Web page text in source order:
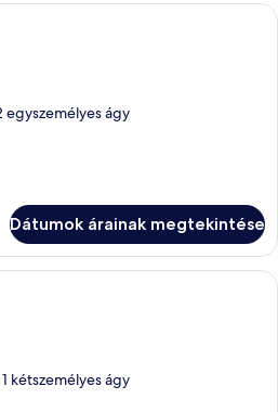
Egy szállodai szoba, amelyben egy
egyszemélyes ágy
Dátumok árainak megtekintése
Egy modern szállodai szoba,
kétszemélyes ágy